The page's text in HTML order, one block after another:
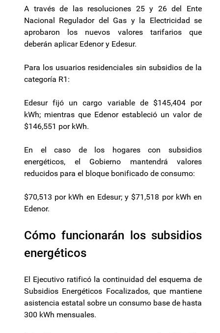
A través de las resoluciones 25 y 26 del Ente
Nacional Regulador del Gas y la Electricidad se
aprobaron los nuevos valores tarifarios que
deberán aplicar Edenor y Edesur.
Para los usuarios residenciales sin subsidios de la
categoría R1:
Edesur fijó un cargo variable de $145,404 por
kWh; mientras que Edenor estableció un valor de
$146,551 por kWh.
En el caso de los hogares con subsidios
energéticos, el Gobierno mantendrá valores
reducidos para el bloque bonificado de consumo:
$70,513 por kWh en Edesur; y $71,518 por kWh en
Edenor.
Cómo funcionarán los subsidios
energéticos
El Ejecutivo ratificó la continuidad del esquema de
Subsidios Energéticos Focalizados, que mantiene
asistencia estatal sobre un consumo base de hasta
300 kWh mensuales.